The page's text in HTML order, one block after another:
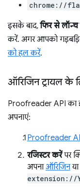
chrome://
इसके बाद,फिर से
करें. अगर आपको
को हल करें.
ऑरिजिन ट्रायल के
Proofreader API का
अपनाएं:
Proofreader
रजिस्टर करेंपर
अपनाऑरिजिन
extension://